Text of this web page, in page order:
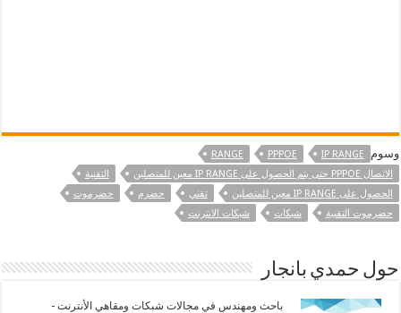
وسوم IP RANGE
PPPOE
RANGE
الاتصال PPPOE حتى يتم الحصول على IP RANGE معين للمتصلين
التقنية
الحصول على IP RANGE معين للمتصلين
تقني حضرم
حضرموت
حضرموت التقنية
شبكات شبكات الانترنت
حول حمدي بانجار
باحث ومهندس في مجالات شبكات ومقاهي الأنترنت -